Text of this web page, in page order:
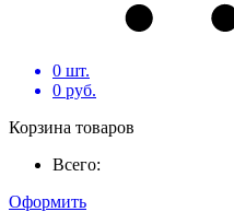
0 шт.
0 руб.
Корзина товаров
Всего:
Оформить